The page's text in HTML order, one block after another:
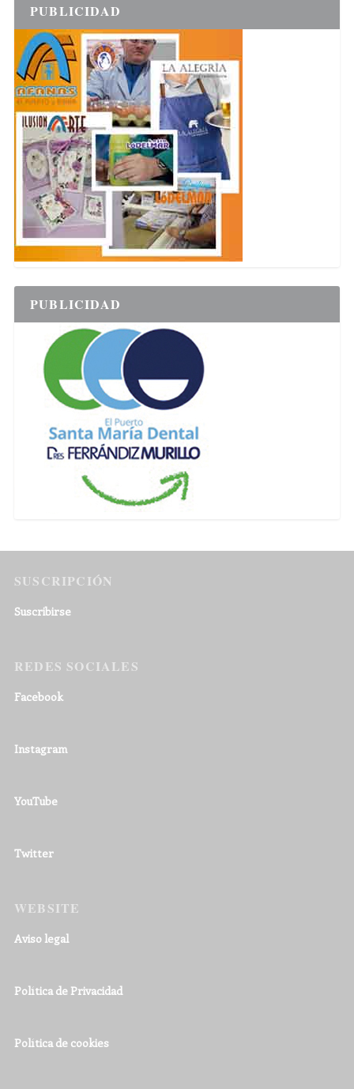
PUBLICIDAD
PUBLICIDAD
SUSCRIPCIÓN
Suscribirse
REDES SOCIALES
Facebook
Instagram
YouTube
Twitter
WEBSITE
Aviso legal
Política de Privacidad
Política de cookies